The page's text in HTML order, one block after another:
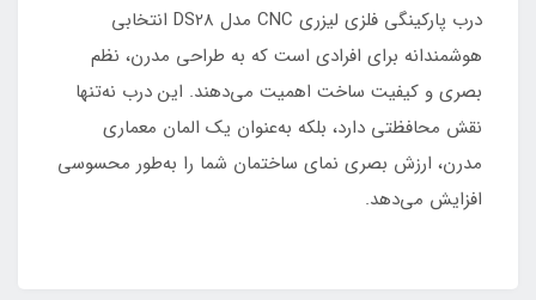
درب پارکینگی فلزی لیزری CNC مدل DS28 انتخابی
هوشمندانه برای افرادی است که به طراحی مدرن، نظم
بصری و کیفیت ساخت اهمیت می‌دهند. این درب نه‌تنها
نقش محافظتی دارد، بلکه به‌عنوان یک المان معماری
مدرن، ارزش بصری نمای ساختمان شما را به‌طور محسوسی
افزایش می‌دهد.